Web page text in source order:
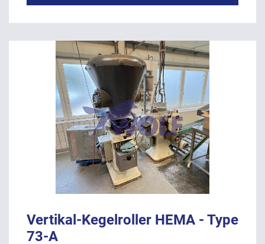
Vertikal-Kegelroller HEMA - Type
73-A